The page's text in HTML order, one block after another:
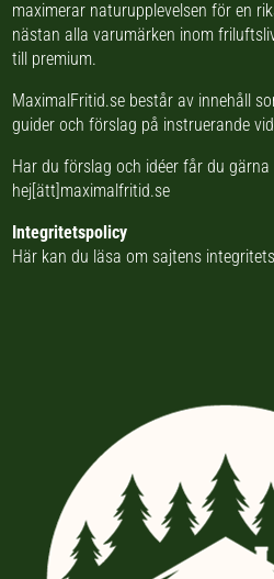
Ett pålitligt val för både nybörjare
och erfarna isfiskare som söker
ett beprövat och effektivt
bete.Egenskaper:•Klassisk
balanspirk för isfiske•Minnow-
bytesfisk•Balanserad design för
simrörelse•Effektiva och
maximerar naturupplevelsen för en
nästanalla varumärken inom
till premium.
MaximalFritid.se består av innehåll
guider och förslag på instruerande
Har du förslag och idéer får du
hej[ätt]maximalfritid.se
Integritetspolicy
Här kan du läsa om sajtens